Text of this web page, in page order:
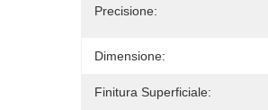
Precisione:
Dimensione:
Finitura Superficiale: